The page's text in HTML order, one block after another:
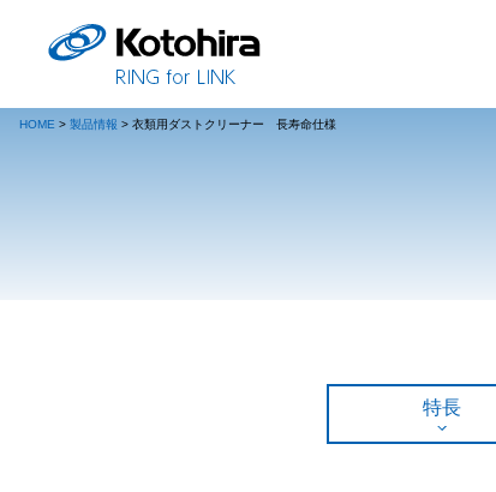
HOME > 製品情報 > 衣類用ダストクリーナー 長寿命仕様
特長